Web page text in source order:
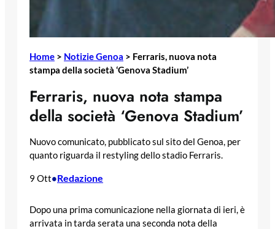
Home > Notizie Genoa > Ferraris, nuova nota
stampa della società ‘Genova Stadium’
Ferraris, nuova nota stampa
della società ‘Genova Stadium’
Nuovo comunicato, pubblicato sul sito del Genoa, per
quanto riguarda il restyling dello stadio Ferraris.
9 Ott•Redazione
Dopo una prima comunicazione nella giornata di ieri, è
arrivata in tarda serata una seconda nota della